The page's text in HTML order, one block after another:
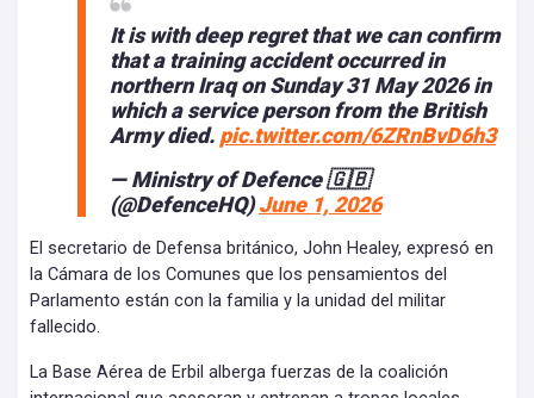
It is with deep regret that we can confirm
that a training accident occurred in
northern Iraq on Sunday 31 May 2026 in
which a service person from the British
Army died. pic.twitter.com/6ZRnBvD6h3
— Ministry of Defence 🇬🇧
(@DefenceHQ)June 1, 2026
El secretario de Defensa británico, John Healey, expresó en
la Cámara de los Comunes que los pensamientos del
Parlamento están con la familia y la unidad del militar
fallecido.
La Base Aérea de Erbil alberga fuerzas de la coalición